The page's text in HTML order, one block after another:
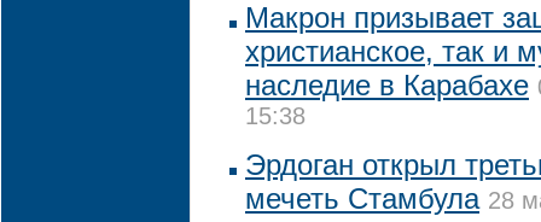
Макрон призывает
христианское, так и
наследие в Карабахе
15:38
Эрдоган открыл
мечеть Стамбула 28